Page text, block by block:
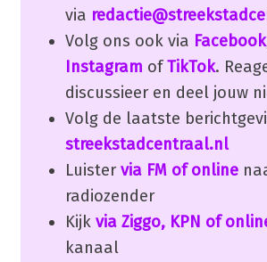
via
Volg ons ook via Facebook
Instagram ofTikTok.
discussieer en deel jouw
Volg de laatste
streekstadcentraal.nl
Luister via FM of online
radiozender
Kijk via Ziggo, KPN of
kanaal